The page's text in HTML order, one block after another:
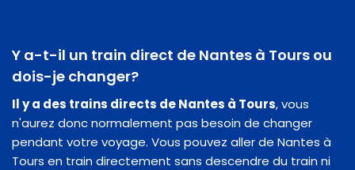
Y a-t-il un train direct de Nantes à Tours ou
dois-je changer?
Il y a des trains directs de Nantes à Tours, vous
n'aurez donc normalement pas besoin de changer
pendant votre voyage. Vous pouvez aller de Nantes à
Tours en train directement sans descendre du train ni